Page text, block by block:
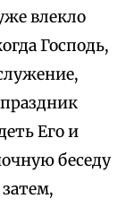
влекло
Господь,
Его и
беседу